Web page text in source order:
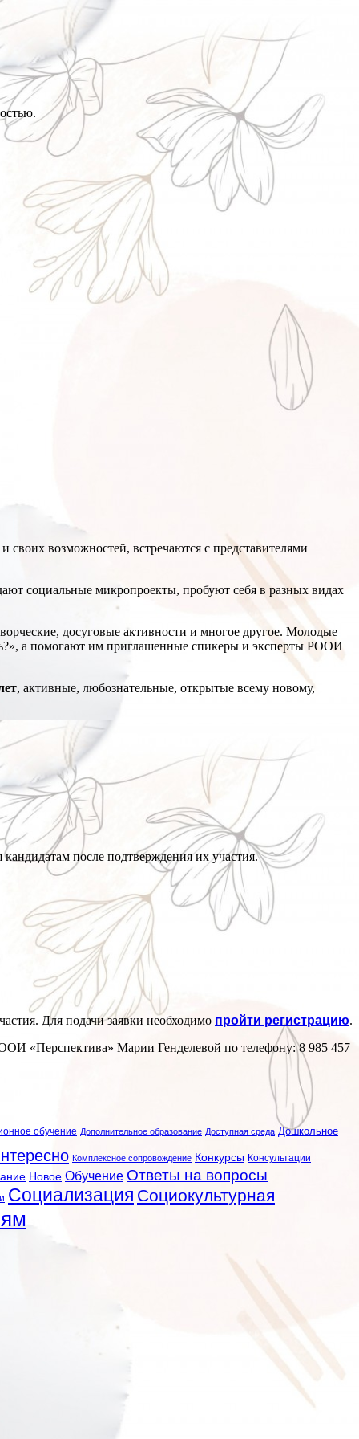
своих возможностей, встречаются с представителями
социальные микропроекты, пробуют себя в разных видах
досуговые активности и многое другое. Молодые
а помогают им приглашенные спикеры и эксперты РООИ
, активные, любознательные, открытые всему новому,
после подтверждения их участия.
Для подачи заявки необходимо пройти регистрацию.
«Перспектива» Марии Генделевой по телефону: 8 985 457
обучение Дополнительное образование Доступная среда Дошкольное
Комплексное сопровождение Конкурсы Консультации
Новое Обучение Ответы на вопросы
Социализация Социокультурная